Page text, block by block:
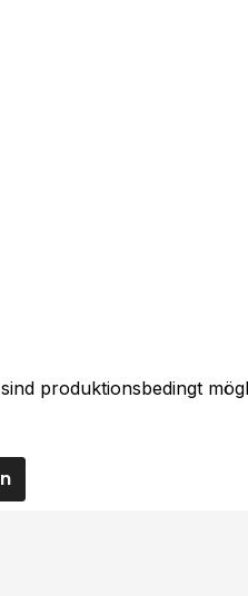
produktionsbedingt